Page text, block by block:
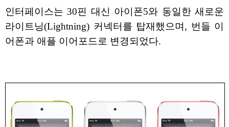
인터페이스는 30핀 대신 아이폰5와 동일한 새로운
라이트닝(Lightning) 커넥터를 탑재했으며, 번들 이
어폰과 애플 이어포드로 변경되었다.